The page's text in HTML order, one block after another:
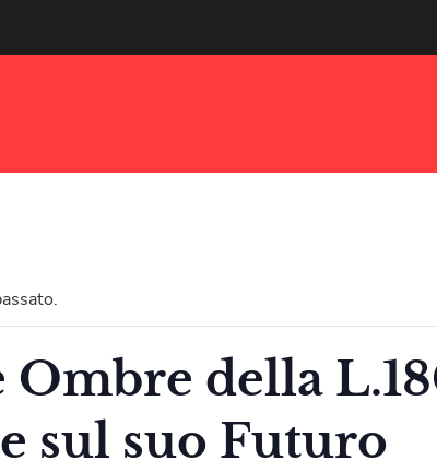
Ombre della
sul suo Futuro